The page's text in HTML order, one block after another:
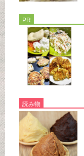
PR
読み物